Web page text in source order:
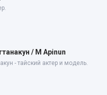
/ M Apinun
- тайский актер и модель.